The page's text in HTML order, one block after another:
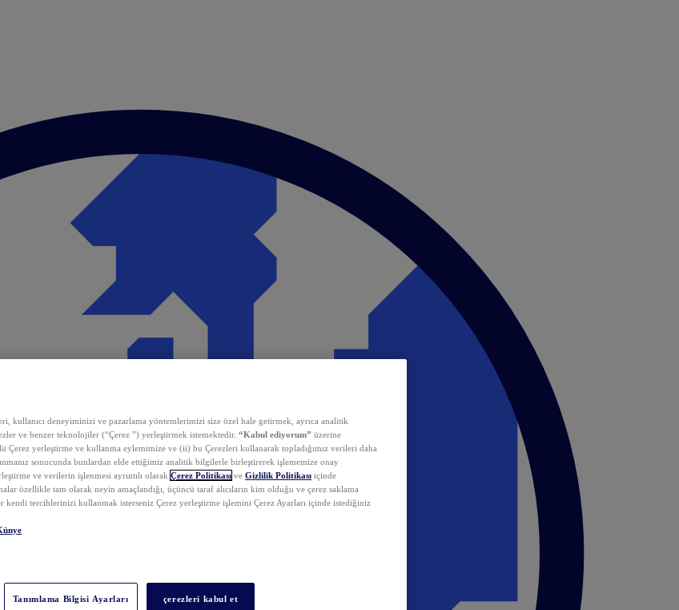
kullanıcı deneyiminizi ve pazarlama yöntemlerimizi size özel hale getirmek, ayrıca analitik
ve benzer teknolojiler (“Çerez ”) yerleştirmek istemektedir. “Kabul ediyorum” üzerine
Çerez yerleştirme ve kullanma eylemimize ve (ii) bu Çerezleri kullanarak topladığımız verileri daha
sonucunda bunlardan elde ettiğimiz analitik bilgilerle birleştirerek işlememize onay
ve verilerin işlenmesi ayrıntılı olarak Çerez Politikası ve Gizlilik Politikası içinde
özellikle tam olarak neyin amaçlandığı, üçüncü taraf alıcıların kim olduğu ve çerez saklama
kendi tercihlerinizi kullanmak isterseniz Çerez yerleştirme işlemini Çerez Ayarları içinde istediğiniz
Tanımlama Bilgisi Ayarları çerezleri kabul et